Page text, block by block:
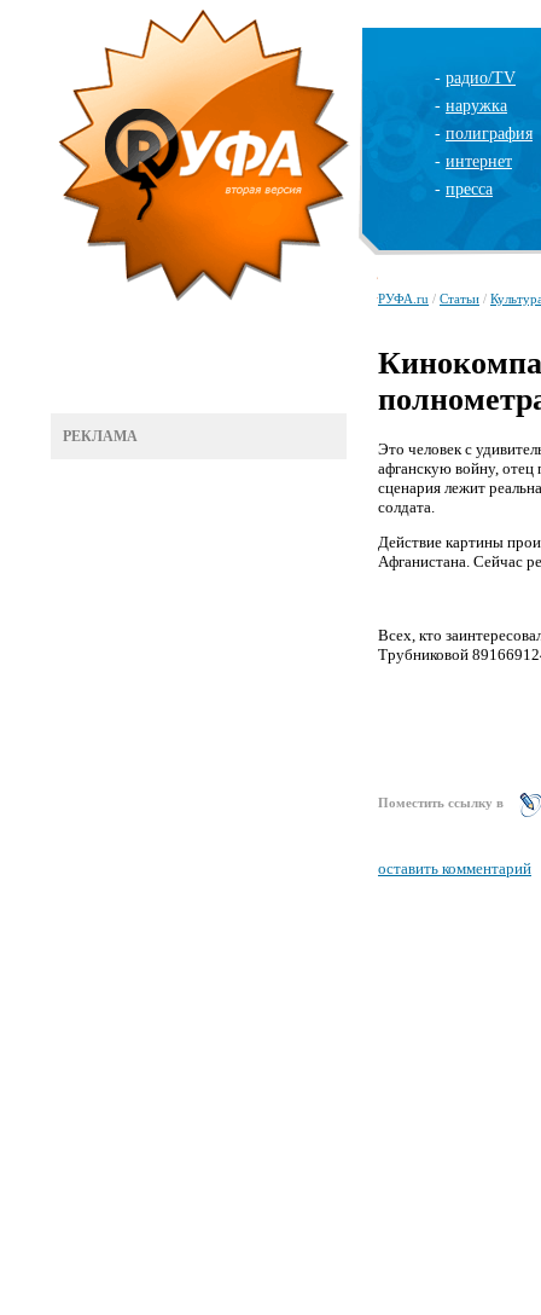
- радио/TV
- наружка
- полиграфия
- интернет
- пресса
РЕКЛАМА
РУФА.ru / Статьи /
Это человек с
афганскую войну,
сценария лежит
солдата.
Действие картины
Афганистана. Сейчас
Всех, кто
Трубниковой
Поместить ссылку в
оставить комментарий